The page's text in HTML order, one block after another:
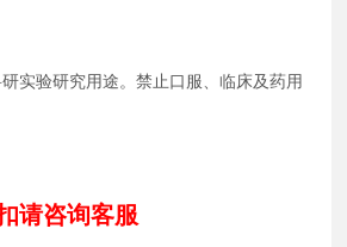
实验研究用途。禁止口服、临床及药用
请咨询客服